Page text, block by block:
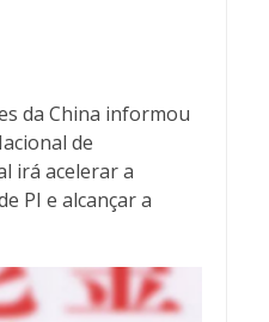
da China informou
de
irá acelerar a
PI e alcançar a